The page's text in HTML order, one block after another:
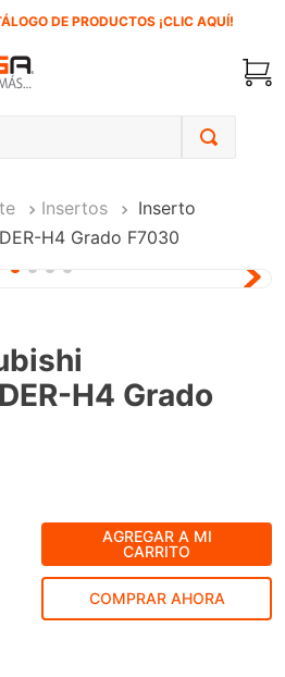
DE PRODUCTOS ¡CLIC AQUÍ!
Insertos
Inserto
H4 Grado F7030
H4 Grado
AGREGAR A MI
CARRITO
COMPRAR AHORA
1
carbones
inversora
5.
sierra cinta
6.
sierra sable
ecoklean